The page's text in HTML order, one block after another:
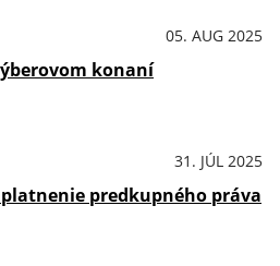
05. AUG 2025
konaní
31. JÚL 2025
predkupného práva